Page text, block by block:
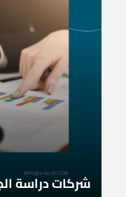
شركات دراسة